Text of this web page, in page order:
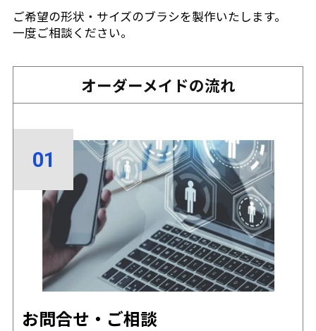
ご希望の形状・サイズのブラシを製作いたします。
一度ご相談ください。
オーダーメイドの流れ
お問合せ・ご相談